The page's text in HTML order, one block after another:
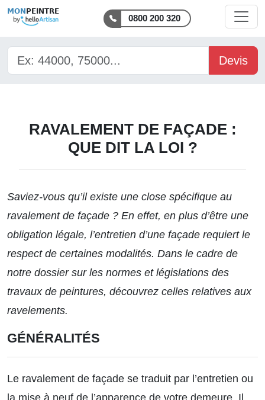
MON PEINTRE
0800 200 320
Devis
RAVALEMENT DE FAÇADE :
QUE DIT LA LOI ?
Saviez-vous qu’il existe une close spécifique au
ravalement de façade ? En effet, en plus d’être une
obligation légale, l’entretien d’une façade requiert le
respect de certaines modalités. Dans le cadre de
notre dossier sur les normes et législations des
travaux de peintures, découvrez celles relatives aux
ravelements.
GÉNÉRALITÉS
Le ravalement de façade se traduit par l’entretien ou
la mise à neuf de l’apparence de votre demeure. Il